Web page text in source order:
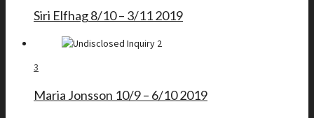
Siri Elfhag 8/10 – 3/11 2019
3
Maria Jonsson 10/9 – 6/10 2019